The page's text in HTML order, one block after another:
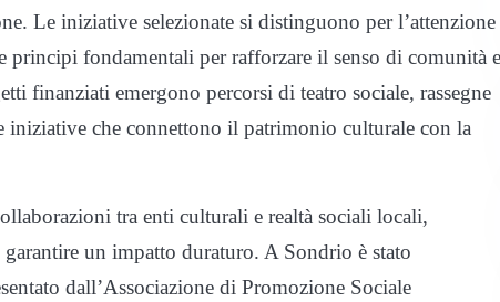
Le iniziative selezionate si distinguono per l’attenzione
fondamentali per rafforzare il senso di comunità e
finanziati emergono percorsi di teatro sociale, rassegne
che connettono il patrimonio culturale con la
tra enti culturali e realtà sociali locali,
un impatto duraturo. A Sondrio è stato
dall’Associazione di Promozione Sociale